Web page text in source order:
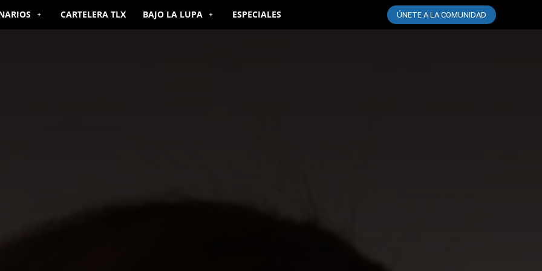
CARTELERA TLX BAJO LA LUPA ESPECIALES ÚNETE A LA COMUNIDAD